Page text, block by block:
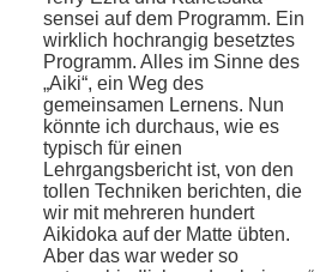
sensei auf dem Programm. Ein
wirklich hochrangig besetztes
Programm. Alles im Sinne des
„Aiki“, ein Weg des
gemeinsamen Lernens. Nun
könnte ich durchaus, wie es
typisch für einen
Lehrgangsbericht ist, von den
tollen Techniken berichten, die
wir mit mehreren hundert
Aikidoka auf der Matte übten.
Aber das war weder so